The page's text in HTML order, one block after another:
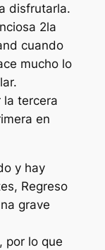
disfrutarla.
2la
cuando
mucho lo
la tercera
en
y hay
Regreso
grave
por lo que